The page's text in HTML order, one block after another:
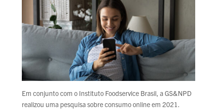
Em conjunto com o Instituto Foodservice Brasil, a GS&NPD
realizou uma pesquisa sobre consumo online em 2021.